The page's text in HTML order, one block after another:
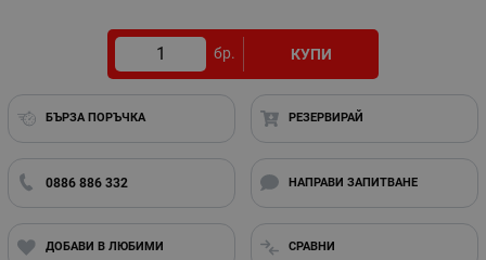
бр. КУПИ
БЪРЗА ПОРЪЧКА РЕЗЕРВИРАЙ
0886 886 332 НАПРАВИ ЗАПИТВАНЕ
ДОБАВИ В ЛЮБИМИ СРАВНИ